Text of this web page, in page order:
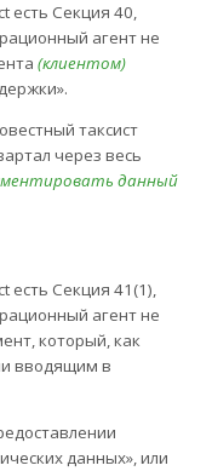
Секция 40,
агент не
(клиентом)
таксист
через весь
данный
Секция 41(1),
агент не
который, как
вводящим в
данных», или